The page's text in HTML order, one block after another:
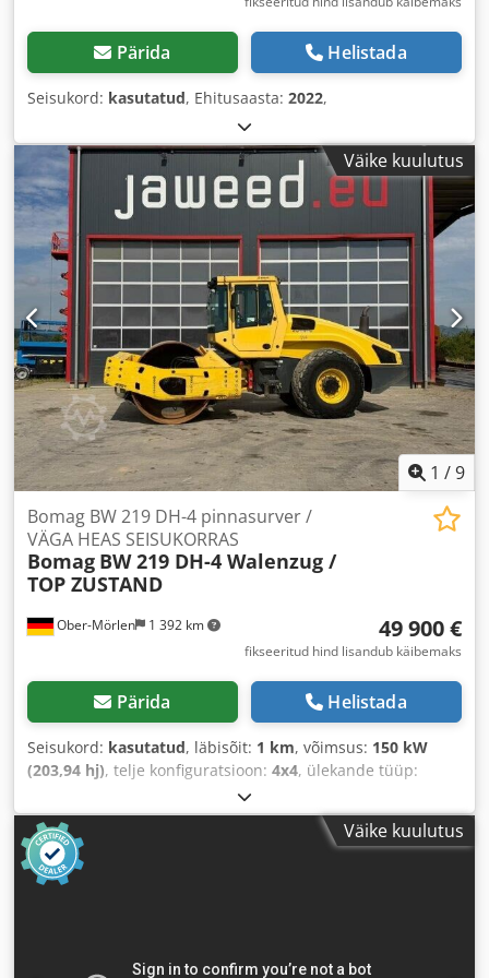
Pärida Helistada
Seisukord: kasutatud, Ehitusaasta: 2022,
Väike kuulutus
1 /9
Ober-Mörlen 1 392 km
Bomag BW 219 DH-4 pinnasurver /
VÄGA HEAS SEISUKORRAS
Bomag BW 219 DH-4 Walenzug /
TOP ZUSTAND
49 900 €
fikseeritud hind lisandub käibemaks
Pärida Helistada
Seisukord: kasutatud, läbisõit: 1 km, võimsus: 150 kW
(203,94 hj), telje konfiguratsioon: 4x4, ülekande tüüp:
2013
Väike kuulutus